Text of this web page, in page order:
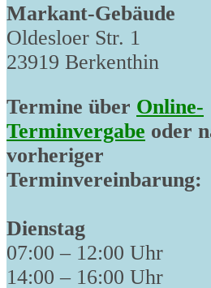
Markant-Gebäude
Oldesloer Str. 1
23919 Berkenthin
Termine über Online-
Terminvergabe oder
vorheriger
Terminvereinbarung:
Dienstag
07:00 – 12:00 Uhr
14:00 – 16:00 Uhr